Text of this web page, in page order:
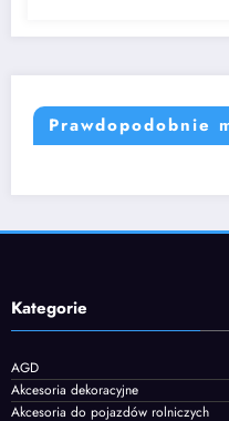
Prawdopodobnie
Kategorie
AGD
Akcesoria dekoracyjne
Akcesoria do pojazdów rolniczych